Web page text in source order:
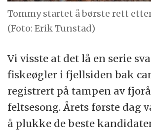
Tommy startet å børste rett
(Foto: Erik Tunstad)
Vi visste at det lå en serie
fiskeøgler i fjellsiden bak
registrert på tampen av
feltsesong. Årets første dag
å plukke de beste